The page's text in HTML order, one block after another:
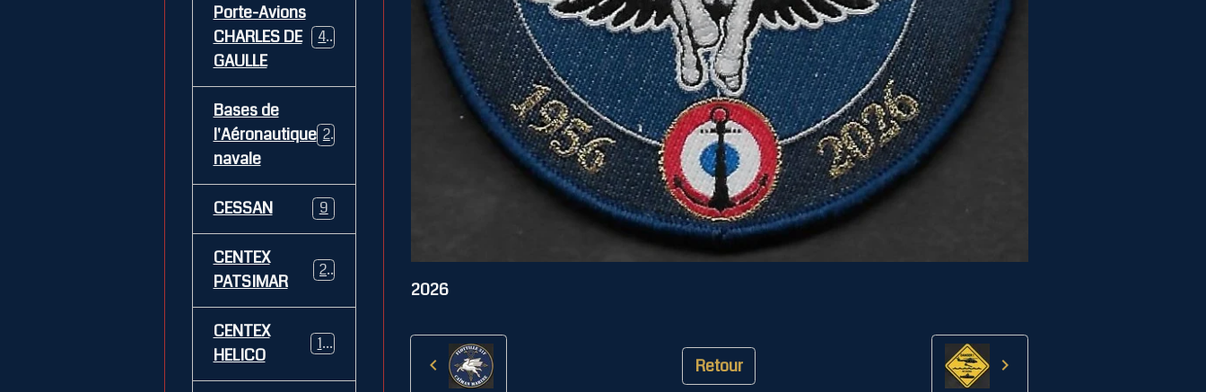
2026
Retour
Porte-Avions
CHARLES DE
GAULLE
469
Bases de
l'Aéronautique
navale
269
CESSAN 9
CENTEX
PATSIMAR
21
CENTEX
HELICO
14